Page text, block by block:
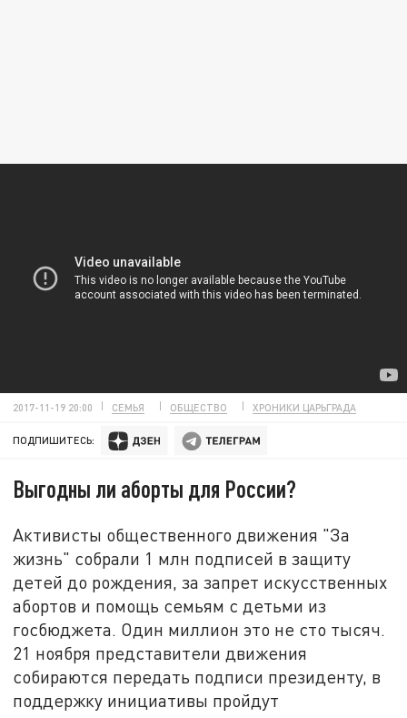
2017-11-19 20:00 СЕМЬЯ ОБЩЕСТВО ХРОНИКИ ЦАРЬГРАДА
ПОДПИШИТЕСЬ:
Выгодны ли аборты для России?
Активисты общественного движения "За
жизнь" собрали 1 млн подписей в защиту
детей до рождения, за запрет искусственных
абортов и помощь семьям с детьми из
госбюджета. Один миллион это не сто тысяч.
21 ноября представители движения
собираются передать подписи президенту, в
поддержку инициативы пройдут